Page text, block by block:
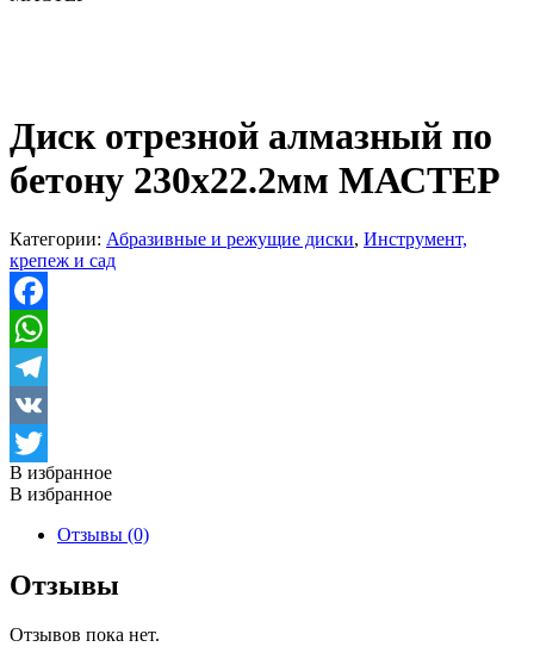
Диск отрезной алмазный по
бетону 230х22.2мм МАСТЕР
Категории: Абразивные и режущие диски, Инструмент,
крепеж и сад
Facebook
WhatsApp
Telegram
VK
Twitter
В избранное
В избранное
Отзывы (0)
Отзывы
Отзывов пока нет.